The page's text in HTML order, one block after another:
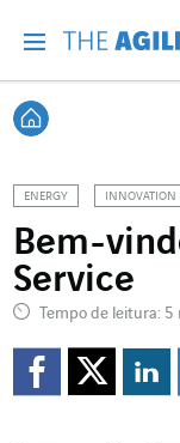
Voltar à
ENERGY INNOVATION
Bem-
Service
Tempo de leitura: 5